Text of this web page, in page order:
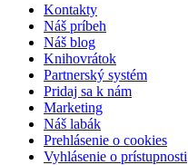
Kontakty
Náš príbeh
Náš blog
Knihovrátok
Partnerský systém
Pridaj sa k nám
Marketing
Náš labák
Prehlásenie o cookies
Vyhlásenie o prístupnosti